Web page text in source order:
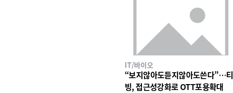
IT/바이오
“보지않아도듣지않아도쓴다”…티
빙, 접근성강화로 OTT포용확대